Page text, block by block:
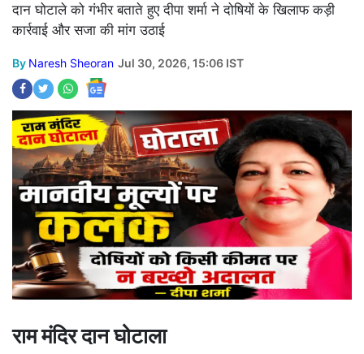
दान घोटाले को गंभीर बताते हुए दीपा शर्मा ने दोषियों के खिलाफ कड़ी
कार्रवाई और सजा की मांग उठाई
By Naresh Sheoran Jul 30, 2026, 15:06 IST
राम मंदिर दान घोटाला